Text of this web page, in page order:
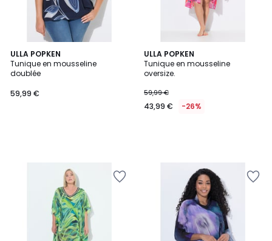
ULLA POPKEN
Tunique en mousseline
doublée
59,99 €
ULLA POPKEN
Tunique en mousseline
oversize.
59,99 €
43,99 € -26%